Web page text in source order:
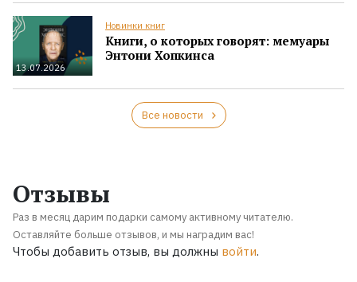
13.07.2026
Новинки книг
Книги, о которых говорят: мемуары
Энтони Хопкинса
Все новости
Отзывы
Раз в месяц дарим подарки самому активному читателю.
Оставляйте больше отзывов, и мы наградим вас!
Чтобы добавить отзыв, вы должны войти.